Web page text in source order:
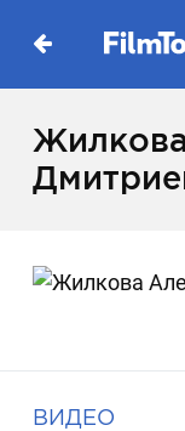
ВИДЕО